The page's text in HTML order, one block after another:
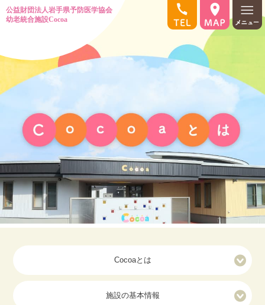
Cocoaとは
施設の基本情報